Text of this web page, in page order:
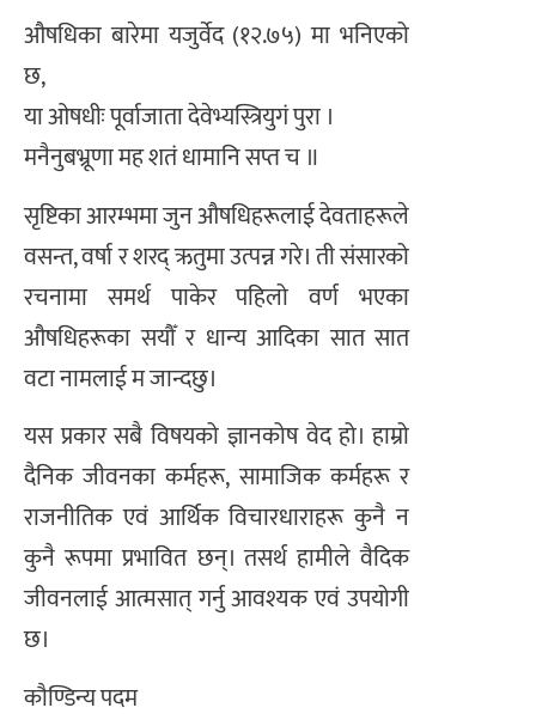
औषधिका बारेमा यजुर्वेद (१२.७५) मा भनिएको
छ,
या ओषधीः पूर्वाजाता देवेभ्यस्त्रियुगं पुरा ।
मनैनुबभ्रूणा मह शतं धामानि सप्त च ॥
सृष्टिका आरम्भमा जुन औषधिहरूलाई देवताहरूले
वसन्त, वर्षा र शरद् ऋतुमा उत्पन्न गरे। ती संसारको
रचनामा समर्थ पाकेर पहिलो वर्ण भएका
औषधिहरूका सयौँ र धान्य आदिका सात सात
वटा नामलाई म जान्दछु।
यस प्रकार सबै विषयको ज्ञानकोष वेद हो। हाम्रो
दैनिक जीवनका कर्महरू, सामाजिक कर्महरू र
राजनीतिक एवं आर्थिक विचारधाराहरू कुनै न
कुनै रूपमा प्रभावित छन्। तसर्थ हामीले वैदिक
जीवनलाई आत्मसात् गर्नु आवश्यक एवं उपयोगी
छ।
कौण्डिन्य पदम